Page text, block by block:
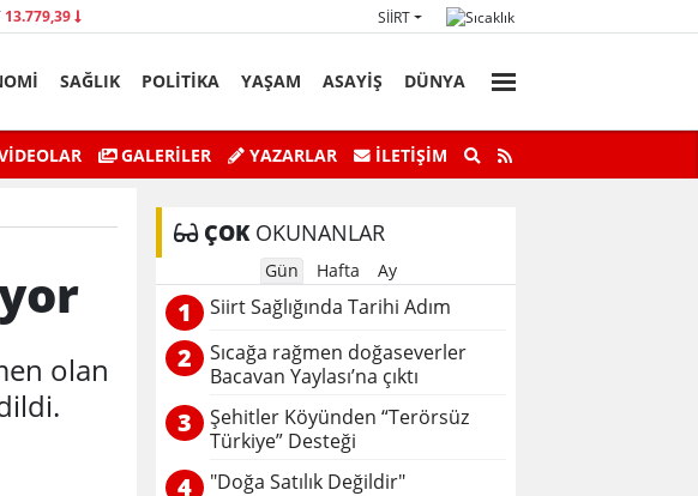
13.779,39 SIIRT
SAĞLIK POLİTİKA YAŞAM ASAYİŞ DÜNYA
ve Belediye Başkan Vekili Kızılkaya'nın Acı Günü!
GALERİLER YAZARLAR İLETIŞIM
olan
ÇOKOKUNANLAR
Gün Hafta Ay
1 Siirt Sağlığında Tarihi Adım
2
Sıcağa rağmen doğaseverler
Bacavan Yaylası’na çıktı
3
Şehitler Köyünden “Terörsüz
Türkiye” Desteği
4 "Doğa Satılık Değildir"